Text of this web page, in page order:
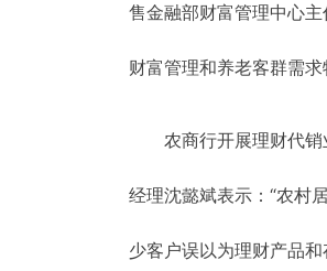
售金融部财富管理中心
财富管理和养老客群需
农商行开展理财代
经理沈懿斌表示：“农村
少客户误以为理财产品